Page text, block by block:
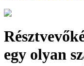
egy olyan